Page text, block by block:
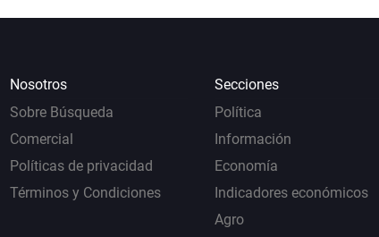
Nosotros
Sobre Búsqueda
Comercial
Políticas de privacidad
Términos y Condiciones
Secciones
Política
Información
Economía
Indicadores económicos
Agro